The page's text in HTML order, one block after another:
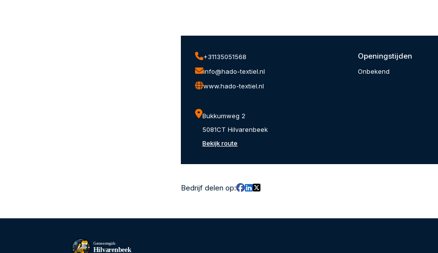
+31135051568
info@hado-textiel.nl
www.hado-textiel.nl
Bukkumweg 2
5081CT Hilvarenbeek
Bekijk route
Openingstijden
Onbekend
Bedrijf delen op:
Gemeentegids
Hilvarenbeek